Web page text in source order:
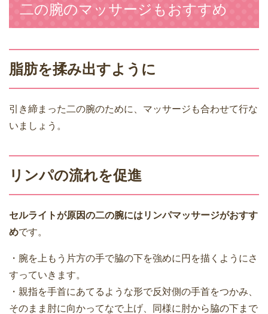
二の腕のマッサージもおすすめ
脂肪を揉み出すように
引き締まった二の腕のために、マッサージも合わせて行な
いましょう。
リンパの流れを促進
セルライトが原因の二の腕にはリンパマッサージがおすす
めです。
・腕を上もう片方の手で脇の下を強めに円を描くようにさ
すっていきます。
・親指を手首にあてるような形で反対側の手首をつかみ、
そのまま肘に向かってなで上げ、同様に肘から脇の下まで